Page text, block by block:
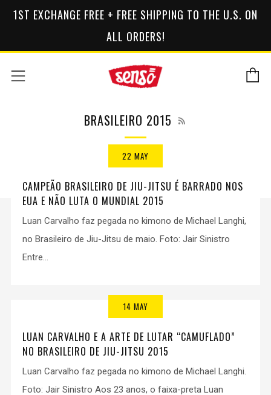
1ST EXCHANGE FREE + FREE SHIPPING TO THE U.S. ON
ALL ORDERS!
Menu
BRASILEIRO 2015
22 MAY
CAMPEÃO BRASILEIRO DE JIU-JITSU É BARRADO NOS
EUA E NÃO LUTA O MUNDIAL 2015
Luan Carvalho faz pegada no kimono de Michael Langhi,
no Brasileiro de Jiu-Jitsu de maio. Foto: Jair Sinistro
Entre...
14 MAY
LUAN CARVALHO E A ARTE DE LUTAR “CAMUFLADO”
NO BRASILEIRO DE JIU-JITSU 2015
Luan Carvalho faz pegada no kimono de Michael Langhi.
Foto: Jair Sinistro Aos 23 anos, o faixa-preta Luan